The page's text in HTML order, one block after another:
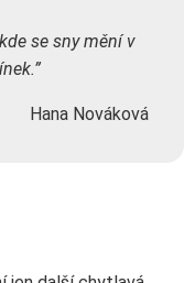
se sny mění v
Hana Nováková